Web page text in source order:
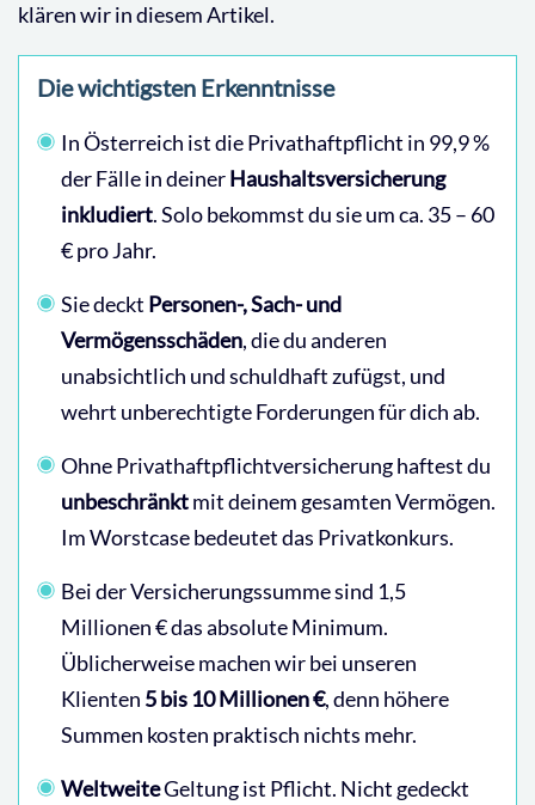
klären wir in diesem Artikel.
Die wichtigsten Erkenntnisse
In Österreich ist die Privathaftpflicht in 99,9 %
der Fälle in deinerHaushaltsversicherung
inkludiert. Solo bekommst du sie um ca. 35 – 60
€ pro Jahr.
Sie deckt Personen-, Sach- und
Vermögensschäden, die du anderen
unabsichtlich und schuldhaft zufügst, und
wehrt unberechtigte Forderungen für dich ab.
Ohne Privathaftpflichtversicherung haftest du
unbeschränktmit deinem gesamten Vermögen.
Im Worstcase bedeutet das Privatkonkurs.
Bei der Versicherungssumme sind 1,5
Millionen € das absolute Minimum.
Üblicherweise machen wir bei unseren
Klienten 5 bis 10 Millionen €, denn höhere
Summen kosten praktisch nichts mehr.
WeltweiteGeltung ist Pflicht. Nicht gedeckt